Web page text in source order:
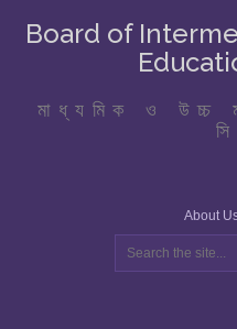
Board of
মাধ্যমিক ও উচ্চ
About